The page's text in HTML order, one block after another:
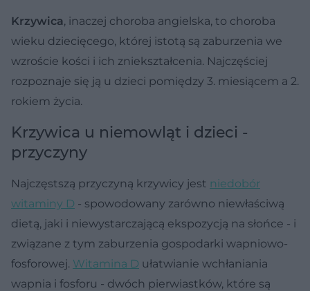
Krzywica, inaczej choroba angielska, to choroba
wieku dziecięcego, której istotą są zaburzenia we
wzroście kości i ich zniekształcenia. Najczęściej
rozpoznaje się ją u dzieci pomiędzy 3. miesiącem a 2.
rokiem życia.
Krzywica u niemowląt i dzieci -
przyczyny
Najczęstszą przyczyną krzywicy jest niedobór
witaminy D - spowodowany zarówno niewłaściwą
dietą, jaki i niewystarczającą ekspozycją na słońce - i
związane z tym zaburzenia gospodarki wapniowo-
fosforowej. Witamina D ułatwianie wchłaniania
wapnia i fosforu - dwóch pierwiastków, które są